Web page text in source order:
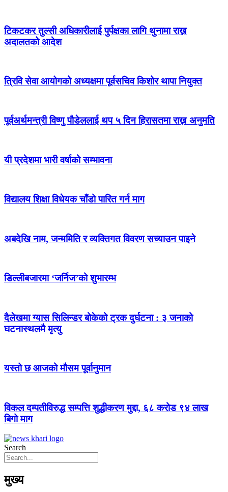
टिकटकर तुल्सी अधिकारीलाई पुर्पक्षका लागि थुनामा राख्न
अदालतको आदेश
त्रिवि सेवा आयोगको अध्यक्षमा पूर्वसचिव किशोर थापा नियुक्त
पूर्वअर्थमन्त्री विष्णु पौडेललाई थप ५ दिन हिरासतमा राख्न अनुमति
यी प्रदेशमा भारी वर्षाको सम्भावना
विद्यालय शिक्षा विधेयक चाँडो पारित गर्न माग
अबदेखि नाम, जन्ममिति र व्यक्तिगत विवरण सच्याउन पाइने
डिल्लीबजारमा ‘जर्निज’को शुभारम्भ
दैलेखमा ग्यास सिलिन्डर बोकेको ट्रक दुर्घटना : ३ जनाको
घटनास्थलमै मृत्यु
यस्तो छ आजको मौसम पूर्वानुमान
विकल दम्पतीविरुद्ध सम्पत्ति शुद्धीकरण मुद्दा, ६८ करोड ९४ लाख
बिगो माग
Search
मुख्य